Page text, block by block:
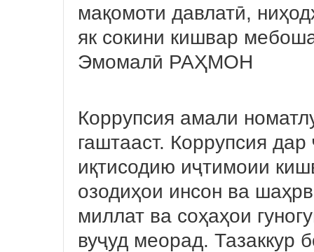
мақомоти давлатӣ,
як сокини кишвар
Эмомалӣ РАҲМОН
Коррупсия амали
гаштааст. Коррупсия
иқтисодию иҷтимоии
озодиҳои инсон ва
миллат ва соҳаҳои
вуҷуд меорад. Тазаккур